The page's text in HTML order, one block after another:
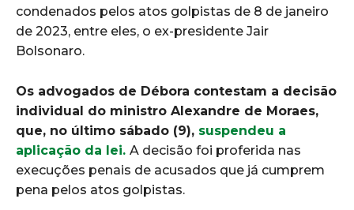
condenados pelos atos golpistas de 8 de janeiro
de 2023, entre eles, o ex-presidente Jair
Bolsonaro.
Os advogados de Débora contestam a decisão
individual do ministro Alexandre de Moraes,
que, no último sábado (9), suspendeu a
aplicação da lei. A decisão foi proferida nas
execuções penais de acusados que já cumprem
pena pelos atos golpistas.